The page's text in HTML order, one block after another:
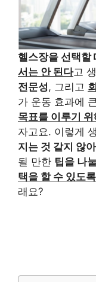
헬스장을 선택할
서는 안 된다고
전문성, 그리고
가 운동 효과에
목표를 이루기 위
자고요. 이렇게
지는 것 같지 않
될 만한 팁을 나
택을 할 수 있도
래요?